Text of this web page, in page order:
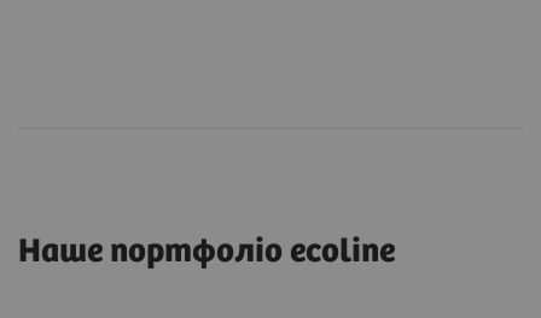
Наше портфоліо ecoline